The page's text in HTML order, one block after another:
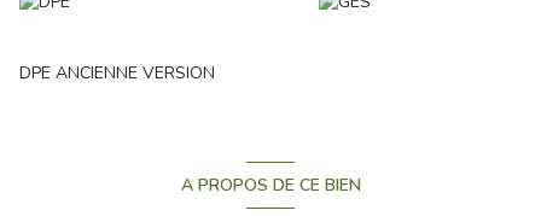
DPE ANCIENNE VERSION
A PROPOS DE CE BIEN